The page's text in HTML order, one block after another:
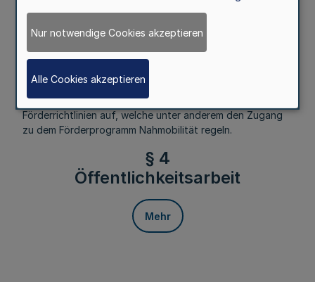
der Nahmobilität und stellt dazu jährlich das
Förderprogramm Nahmobilität auf. Es stellt
Förderrichtlinien auf, welche unter anderem den Zugang
zu dem Förderprogramm Nahmobilität regeln.
§ 4
Öffentlichkeitsarbeit
Mehr
Nur notwendige Cookies akzeptieren
Alle Cookies akzeptieren